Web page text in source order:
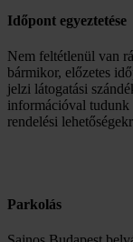
Időpont egyeztetése
Nem feltétlenül van
bármikor, előzetes
jelzi látogatási
információval tudunk
rendelési
Parkolás